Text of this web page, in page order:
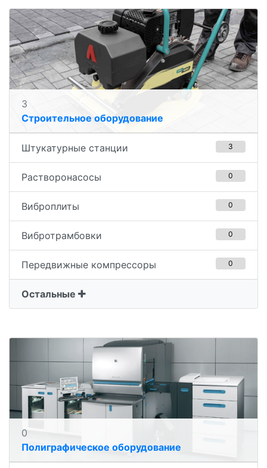
3
Строительное оборудование
Штукатурные станции 3
Растворонасосы 0
Виброплиты 0
Вибротрамбовки 0
Передвижные компрессоры 0
Остальные
0
Полиграфическое оборудование